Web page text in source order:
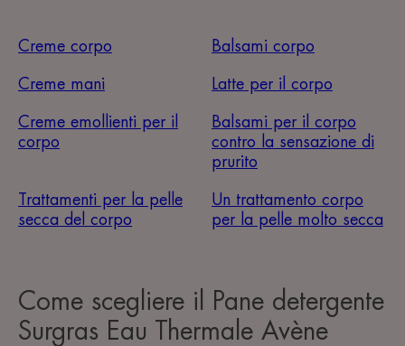
Creme corpo Balsami corpo
Creme mani Latte per il corpo
Creme emollienti per il
corpo
Balsami per il corpo
contro la sensazione di
prurito
Trattamenti per la pelle
secca del corpo
Un trattamento corpo
per la pelle molto secca
Come scegliere il Pane detergente
Surgras Eau Thermale Avène